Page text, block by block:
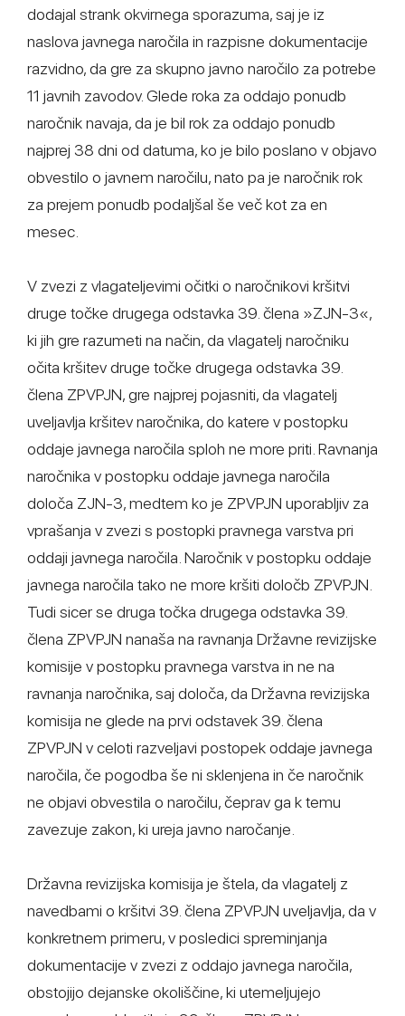
dodajal strank okvirnega sporazuma, saj je iz
naslova javnega naročila in razpisne dokumentacije
razvidno, da gre za skupno javno naročilo za potrebe
11 javnih zavodov. Glede roka za oddajo ponudb
naročnik navaja, da je bil rok za oddajo ponudb
najprej 38 dni od datuma, ko je bilo poslano v objavo
obvestilo o javnem naročilu, nato pa je naročnik rok
za prejem ponudb podaljšal še več kot za en
mesec.
V zvezi z vlagateljevimi očitki o naročnikovi kršitvi
druge točke drugega odstavka 39. člena »ZJN-3«,
ki jih gre razumeti na način, da vlagatelj naročniku
očita kršitev druge točke drugega odstavka 39.
člena ZPVPJN, gre najprej pojasniti, da vlagatelj
uveljavlja kršitev naročnika, do katere v postopku
oddaje javnega naročila sploh ne more priti. Ravnanja
naročnika v postopku oddaje javnega naročila
določa ZJN-3, medtem ko je ZPVPJN uporabljiv za
vprašanja v zvezi s postopki pravnega varstva pri
oddaji javnega naročila. Naročnik v postopku oddaje
javnega naročila tako ne more kršiti določb ZPVPJN.
Tudi sicer se druga točka drugega odstavka 39.
člena ZPVPJN nanaša na ravnanja Državne revizijske
komisije v postopku pravnega varstva in ne na
ravnanja naročnika, saj določa, da Državna revizijska
komisija ne glede na prvi odstavek 39. člena
ZPVPJN v celoti razveljavi postopek oddaje javnega
naročila, če pogodba še ni sklenjena in če naročnik
ne objavi obvestila o naročilu, čeprav ga k temu
zavezuje zakon, ki ureja javno naročanje.
Državna revizijska komisija je štela, da vlagatelj z
navedbami o kršitvi 39. člena ZPVPJN uveljavlja, da v
konkretnem primeru, v posledici spreminjanja
dokumentacije v zvezi z oddajo javnega naročila,
obstojijo dejanske okoliščine, ki utemeljujejo